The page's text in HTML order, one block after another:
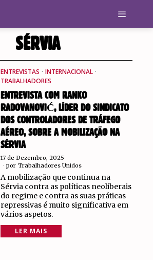
SÉRVIA
ENTREVISTAS · INTERNACIONAL ·
TRABALHADORES
ENTREVISTA COM RANKO
RADOVANOVIĆ, LÍDER DO SINDICATO
DOS CONTROLADORES DE TRÁFEGO
AÉREO, SOBRE A MOBILIZAÇÃO NA
SÉRVIA
17 de Dezembro, 2025
por Trabalhadores Unidos
A mobilização que continua na
Sérvia contra as políticas neoliberais
do regime e contra as suas práticas
repressivas é muito significativa em
vários aspetos.
LER MAIS